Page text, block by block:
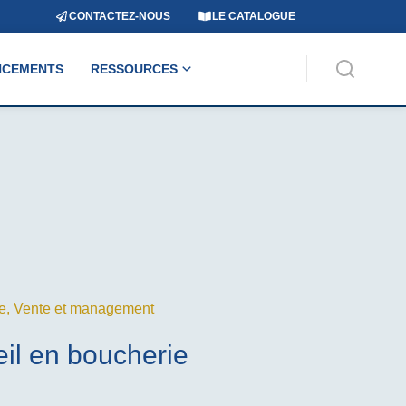
CONTACTEZ-NOUS LE CATALOGUE
RESSOURCES
, Vente et management
en boucherie